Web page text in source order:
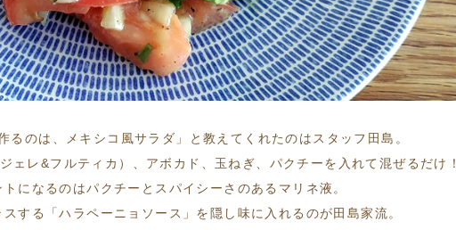
るのは、メキシコ風サラダ」と教えてくれたのはスタッフ田島。
ェレ&フルティカ）、アボカド、玉ねぎ、パクチーを入れて混ぜるだけ！
になるのはパクチーとスパイシーさのあるマリネ液。
する「ハラペーニョソース」を隠し味に入れるのが田島家流。